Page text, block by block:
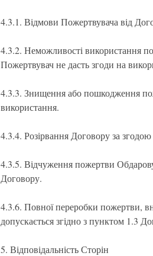
4.3.1. Відмови Пожертвувача від
4.3.2. Неможливості використання
Пожертвувач не дасть згоди на
4.3.3. Знищення або пошкодження
використання.
4.3.4. Розірвання Договору за
4.3.5. Відчуження пожертви
Договору.
4.3.6. Повної переробки пожертви,
допускається згідно з пунктом 1.3
5. Відповідальність Сторін